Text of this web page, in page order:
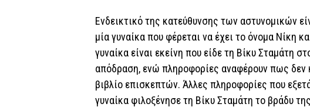
Ενδεικτικό της κατεύθυνσης των αστυνομικών
μία γυναίκα που φέρεται να έχει το όνομα Νίκη
γυναίκα είναι εκείνη που είδε τη Βίκυ Σταμάτη
απόδραση, ενώ πληροφορίες αναφέρουν πως δεν
βιβλίο επισκεπτών. Άλλες πληροφορίες που
γυναίκα φιλοξένησε τη Βίκυ Σταμάτη το βράδυ